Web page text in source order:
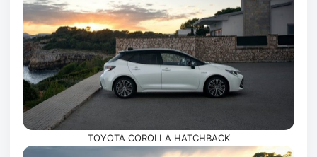
TOYOTA COROLLA HATCHBACK